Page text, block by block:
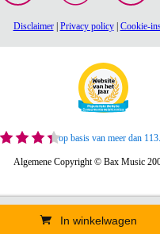
In winkelwagen
Disclaimer| Privacy policy| Cookie-
op basis van meer dan
Algemene Copyright © Bax Music